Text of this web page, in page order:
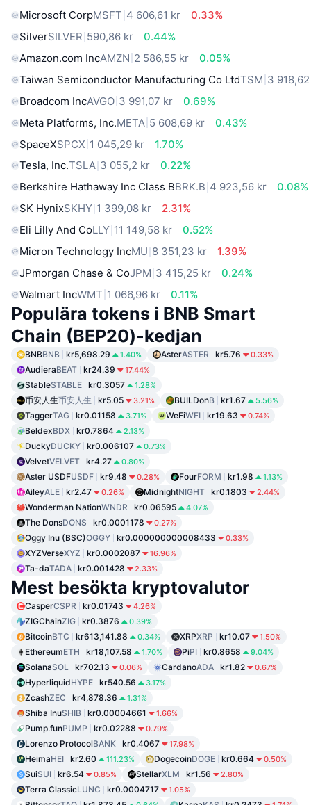
Microsoft CorpMSFT 4 606,61 kr
0.33%
SilverSILVER 590,86 kr
0.44%
Amazon.com IncAMZN 2 586,55 kr
0.05%
Taiwan Semiconductor Manufacturing Co LtdTSM 3
Broadcom IncAVGO 3 991,07 kr
0.69%
Meta Platforms, Inc.META 5 608,69 kr
0.43%
SpaceXSPCX 1 045,29 kr
1.70%
Tesla, Inc.TSLA 3 055,2 kr
0.22%
Berkshire Hathaway Inc Class BBRK.B 4 923,56 kr
0.08%
SK HynixSKHY 1 399,08 kr
2.31%
Eli Lilly And CoLLY 11 149,58 kr
0.52%
Micron Technology IncMU 8 351,23 kr
1.39%
JPmorgan Chase & CoJPM 3 415,25 kr
0.24%
Walmart IncWMT 1 066,96 kr 0.11%
Populära tokens i BNB Smart
Chain (BEP20)-kedjan
BNBBNB kr5,698.29 1.40% AsterASTER kr5.76 0.33%
AudieraBEAT kr24.39 17.44%
StableSTABLE kr0.3057 1.28%
币安人生币安人生 kr5.05 3.21% BUILDonB kr1.67 5.56%
TaggerTAG kr0.01158 3.71% WeFiWFI kr19.63 0.74%
BeldexBDX kr0.7864 2.13%
DuckyDUCKY kr0.006107 0.73%
VelvetVELVET kr4.27 0.80%
Aster USDFUSDF kr9.48 0.28% FourFORM kr1.98 1.13%
AileyALE kr2.47 0.26% MidnightNIGHT kr0.1803 2.44%
Wonderman NationWNDR kr0.06595 4.07%
The DonsDONS kr0.0001178 0.27%
Oggy Inu (BSC)OGGY kr0.000000000008433 0.33%
XYZVerseXYZ kr0.0002087 16.96%
Ta-daTADA kr0.001428 2.33%
Mest besökta kryptovalutor
CasperCSPR kr0.01743 4.26%
ZIGChainZIG kr0.3876 0.39%
BitcoinBTC kr613,141.88 0.34% XRPXRP kr10.07 1.50%
EthereumETH kr18,107.58 1.70% PiPI kr0.8658 9.04%
SolanaSOL kr702.13 0.06% CardanoADA kr1.82 0.67%
HyperliquidHYPE kr540.56 3.17%
ZcashZEC kr4,878.36 1.31%
Shiba InuSHIB kr0.00004661 1.66%
Pump.funPUMP kr0.02288 0.79%
Lorenzo ProtocolBANK kr0.4067 17.98%
HeimaHEI kr2.60 111.23% DogecoinDOGE kr0.664 0.50%
SuiSUI kr6.54 0.85% StellarXLM kr1.56 2.80%
Terra ClassicLUNC kr0.0004717 1.05%